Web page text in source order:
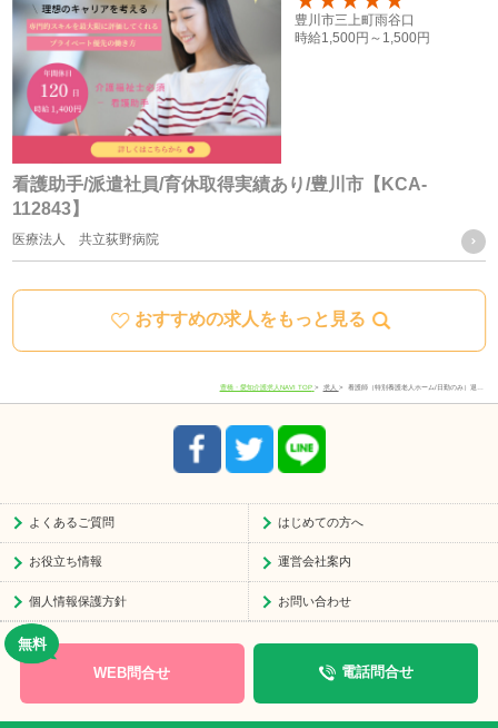
いよう加工した統計データを作成することがあります。個人
を特定できない統計データについては、当社は何ら制限なく
利用することができるものとします。
ご質問及びご苦情の窓口
当社における個人データの取り扱いに関するご質問やご苦情
に関しては下記の窓口にご連絡ください。
住所 愛知県豊川市宿町寺前66-1
8:30-17:30
おすすめの求人をもっと見る
看護助手/派遣社員/育休取得実績あり/豊川市【KCA-
112843】
医療法人 共立荻野病院
100
豊川市三上町雨谷口
時給1,500円～ 1,500円
豊橋・愛知介護求人NAVI TOP 求人 看護師（特別養護老人ホーム/日勤のみ）退…
よくあるご質問 はじめての方へ
お役立ち情報 運営会社案内
個人情報保護方針 お問い合わせ
電話問合せ
WEB問合せ